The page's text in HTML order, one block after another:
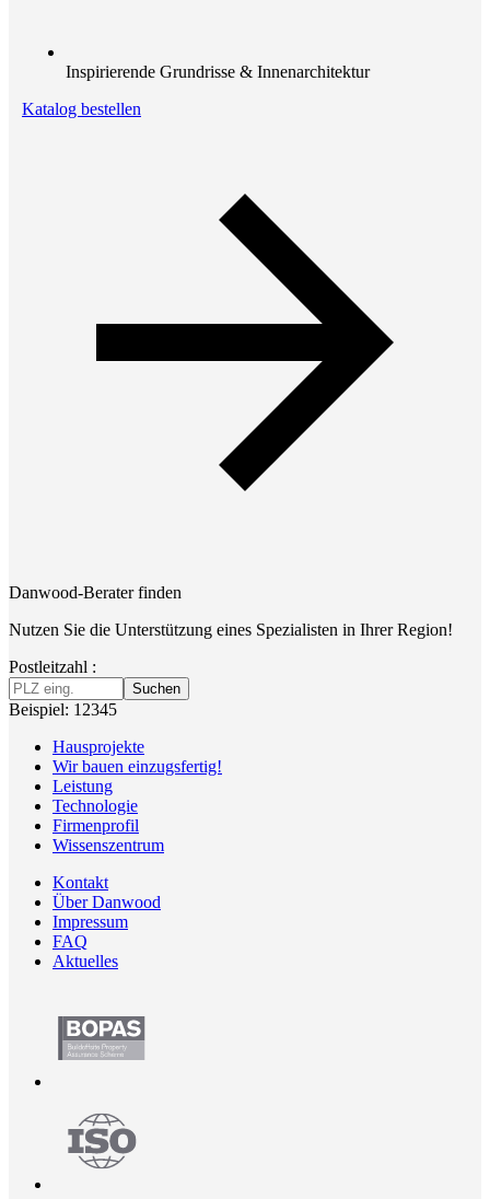
Inspirierende Grundrisse & Innenarchitektur
Katalog bestellen
Danwood-Berater finden
Nutzen Sie die Unterstützung eines Spezialisten in Ihrer Region!
Postleitzahl :
Suchen
Beispiel: 12345
Hausprojekte
Wir bauen einzugsfertig!
Leistung
Technologie
Firmenprofil
Wissenszentrum
Kontakt
Über Danwood
Impressum
FAQ
Aktuelles